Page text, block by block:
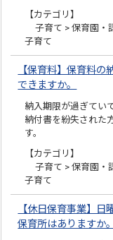
【カテゴリ】
子育て > 保育園・
子育て
【保育料】保育料
できますか。
納入期限が過ぎてい
納付書を紛失された
す。
【カテゴリ】
子育て > 保育園・
子育て
【休日保育事業】日
保育所はありますか。